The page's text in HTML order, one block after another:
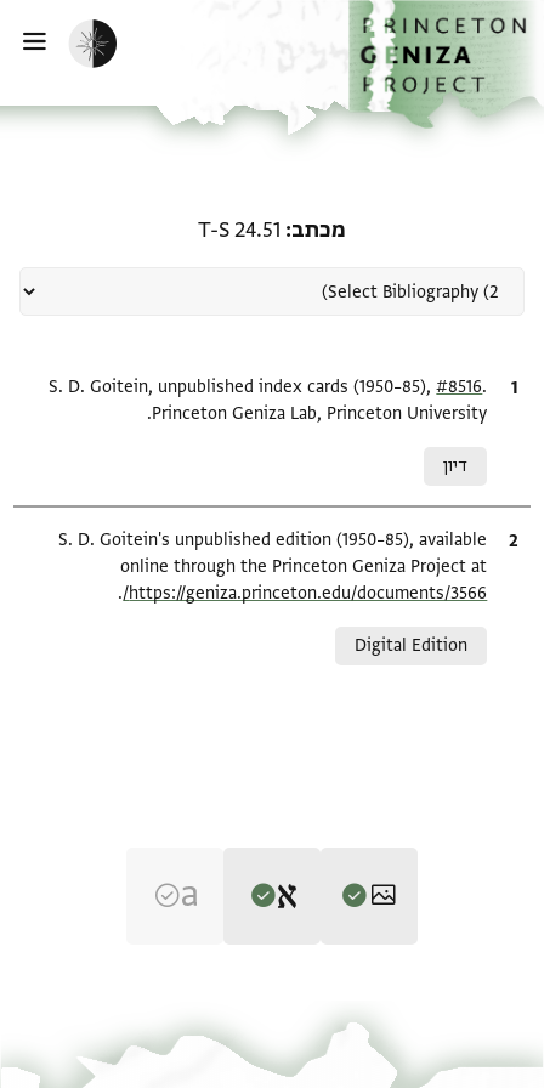
לתוכןהבית
הפעלת מצב כהה
מכתב T-S 24.51
ציטוט S. D. Goitein, unpublished index cards (1950–85),#8516
Princeton Geniza Lab, Princeton University.
דיון
ציטוט
S. D. Goitein's unpublished edition (1950–85), available
online through the Princeton Geniza Project at
https://geniza.princeton.edu/documents/3566/
.
Digital Edition
S. D. Goitein's unpublished edition (1950–85).
T-S 24.51 1v הגדל וסובב